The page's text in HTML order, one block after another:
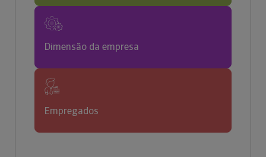
Dimensão da empresa
Empregados